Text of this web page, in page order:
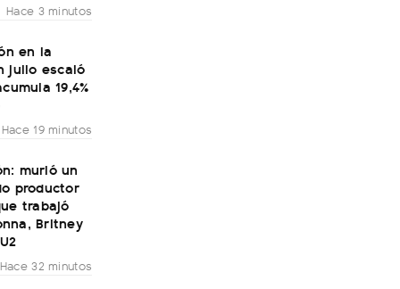
Hace 3 minutos
en la
julio escaló
19,4%
Hace 19 minutos
murió un
productor
trabajó
Britney
Hace 32 minutos